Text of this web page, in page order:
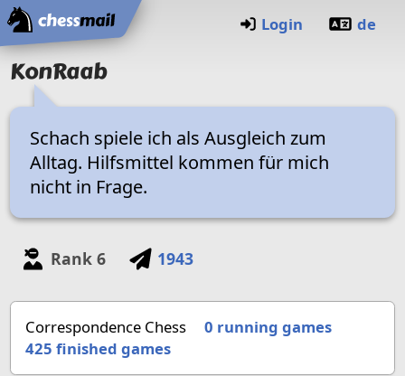
Home
Login de
KonRaab
Schach spiele ich als Ausgleich zum
Alltag. Hilfsmittel kommen für mich
nicht in Frage.
Rank 6 1943
Correspondence Chess
0 running games
425 finished games